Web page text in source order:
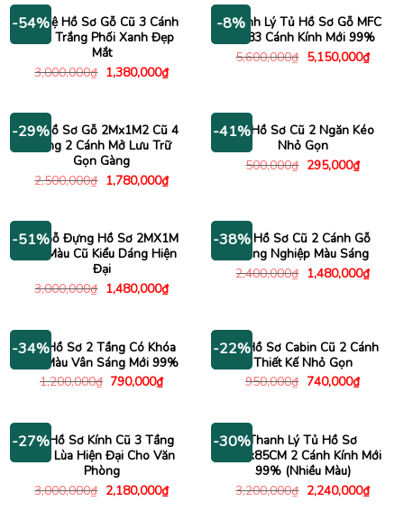
2,480,000₫.
-54%
Tủ Kệ Hồ Sơ Gỗ Cũ 3 Cánh
Màu Trắng Phối Xanh Đẹp
Mắt
3,000,000₫ Giá
gốc
1,380,000₫Giá
hiện
1,380,000₫.
-8%
Thanh Lý Tủ Hồ Sơ Gỗ MFC
1m83 Cánh Kính Mới 99%
5,600,000₫ Giá
gốc
5,150,000₫Giá
hiện
-29%
Kệ Hồ Sơ Gỗ 2Mx1M2 Cũ 4
Tầng 2 Cánh Mở Lưu Trữ
Gọn Gàng
2,500,000₫ Giá
gốc
1,780,000₫Giá
hiện
1,780,000₫.
-41%Tủ Hồ Sơ Cũ 2 Ngăn Kéo
Nhỏ Gọn
500,000₫ Giá
295,000₫Giá
hiện
-51%
Tủ Gỗ Đựng Hồ Sơ 2MX1M
Gỗ Màu Cũ Kiểu Dáng Hiện
Đại
3,000,000₫ Giá
gốc
1,480,000₫Giá
hiện
1,480,000₫.
-38%Tủ Hồ Sơ Cũ 2 Cánh Gỗ
Công Nghiệp Màu Sáng
2,400,000₫ Giá
gốc
1,480,000₫Giá
hiện
-34%
Tủ Hồ Sơ 2 Tầng Có Khóa
Gỗ Màu Vân Sáng Mới 99%
1,200,000₫ Giá
790,000₫Giá
hiện
790,000₫.
-22%
Tủ Hồ Sơ Cabin Cũ 2 Cánh
Thiết Kế Nhỏ Gọn
950,000₫ Giá
740,000₫Giá
hiện
-27%Tủ Hồ Sơ Kính Cũ 3 Tầng
Cửa Lùa Hiện Đại Cho Văn
Phòng
3,000,000₫ Giá
gốc
2,180,000₫Giá
hiện
-30%Thanh Lý Tủ Hồ Sơ
1M8x85CM 2 Cánh Kính Mới
99% (Nhiều Màu)
3,200,000₫ Giá
gốc
2,240,000₫Giá
hiện